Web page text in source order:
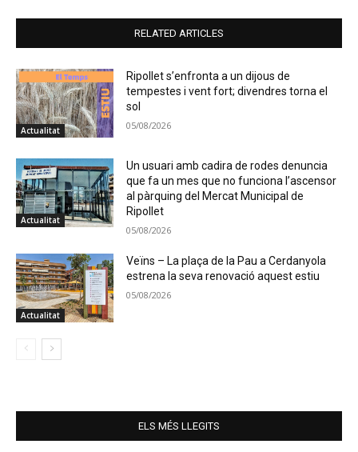
RELATED ARTICLES
Actualitat
Ripollet s’enfronta a un dijous de
tempestes i vent fort; divendres torna el
sol
05/08/2026
Actualitat
Un usuari amb cadira de rodes denuncia
que fa un mes que no funciona l’ascensor
al pàrquing del Mercat Municipal de
Ripollet
05/08/2026
Actualitat
Veïns – La plaça de la Pau a Cerdanyola
estrena la seva renovació aquest estiu
05/08/2026
ELS MÉS LLEGITS